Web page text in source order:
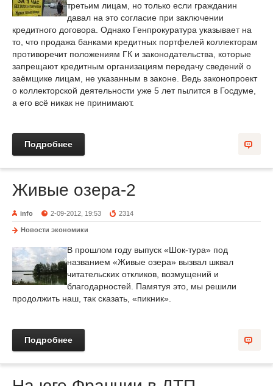
третьим лицам, но только если гражданин
давал на это согласие при заключении
кредитного договора. Однако Генпрокуратура указывает на
то, что продажа банками кредитных портфелей коллекторам
противоречит положениям ГК и законодательства, которые
запрещают кредитным организациям передачу сведений о
заёмщике лицам, не указанным в законе. Ведь законопроект
о коллекторской деятельности уже 5 лет пылится в Госдуме,
а его всё никак не принимают.
Подробнее
Живые озера-2
info 2-09-2012, 19:53 2314
Новости экономики
В прошлом году выпуск «Шок-тура» под
названием «Живые озера» вызвал шквал
читательских откликов, возмущений и
благодарностей. Памятуя это, мы решили
продолжить наш, так сказать, «пикник».
Подробнее